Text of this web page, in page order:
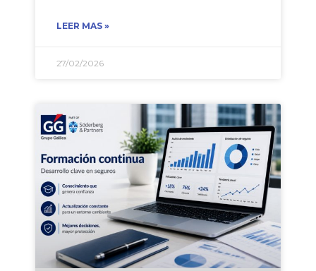
LEER MAS »
27/02/2026